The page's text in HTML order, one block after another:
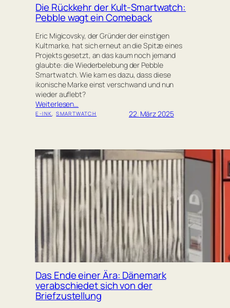
Die Rückkehr der Kult-Smartwatch:
Pebble wagt ein Comeback
Eric Migicovsky, der Gründer der einstigen
Kultmarke, hat sich erneut an die Spitze eines
Projekts gesetzt, an das kaum noch jemand
glaubte: die Wiederbelebung der Pebble
Smartwatch. Wie kam es dazu, dass diese
ikonische Marke einst verschwand und nun
wieder auflebt?
Weiterlesen…
E-INK, SMARTWATCH 22. März 2025
Das Ende einer Ära: Dänemark
verabschiedet sich von der
Briefzustellung